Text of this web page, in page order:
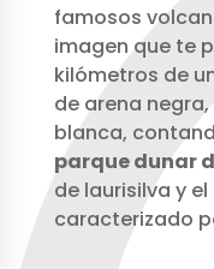
famosos
imagen que te
kilómetros de
de arena
blanca,
parque dunar
de laurisilva y
caracterizado